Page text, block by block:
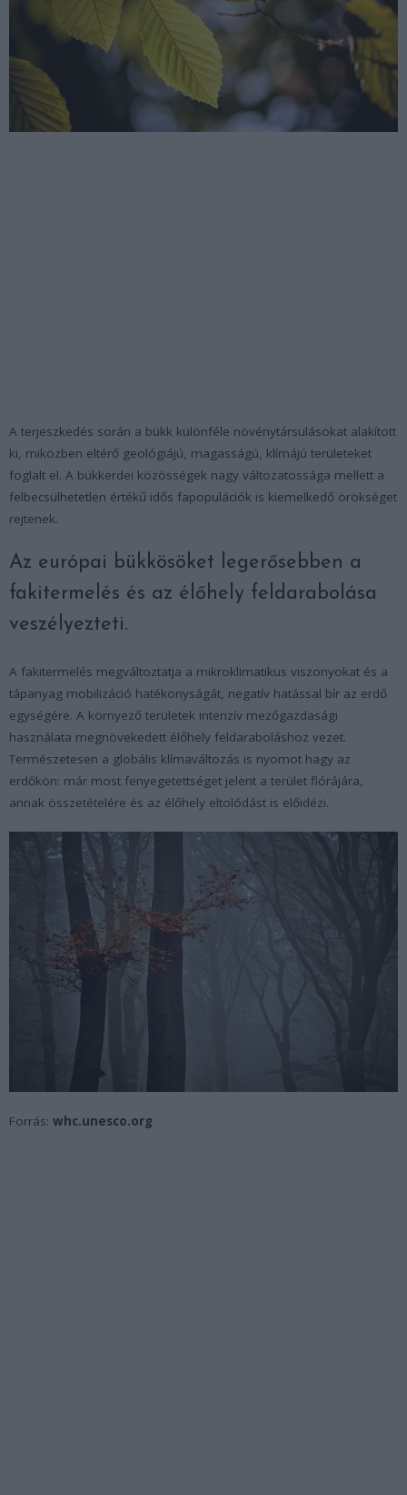
A terjeszkedés során a bükk különféle növénytársulásokat alakított
ki, miközben eltérő geológiájú, magasságú, klímájú területeket
foglalt el. A bükkerdei közösségek nagy változatossága mellett a
felbecsülhetetlen értékű idős fapopulációk is kiemelkedő örökséget
rejtenek.
Az európai bükkösöket legerősebben a
fakitermelés és az élőhely feldarabolása
veszélyezteti.
A fakitermelés megváltoztatja a mikroklimatikus viszonyokat és a
tápanyag mobilizáció hatékonyságát, negatív hatással bír az erdő
egységére. A környező területek intenzív mezőgazdasági
használata megnövekedett élőhely feldaraboláshoz vezet.
Természetesen a globális klímaváltozás is nyomot hagy az
erdőkön: már most fenyegetettséget jelent a terület flórájára,
annak összetételére és az élőhely eltolódást is előidézi.
Forrás: whc.unesco.org